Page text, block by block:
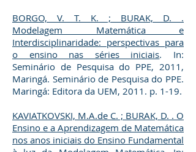
BORGO, V. T. K. ; BURAK, D. .
Modelagem Matemática e
Interdisciplinaridade: perspectivas para
o ensino nas séries iniciais. In:
Seminário de Pesquisa do PPE, 2011,
Maringá. Seminário de Pesquisa do PPE.
Maringá: Editora da UEM, 2011. p. 1-19.
KAVIATKOVSKI, M.A.de C. ; BURAK, D. . O
Ensino e a Aprendizagem de Matemática
nos anos iniciais do Ensino Fundamental